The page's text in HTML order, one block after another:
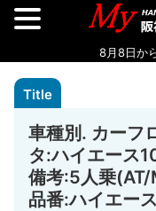
車種別. カーフ
タ:ハイエース
備考:5人乗(AT/
品番:ハイエー